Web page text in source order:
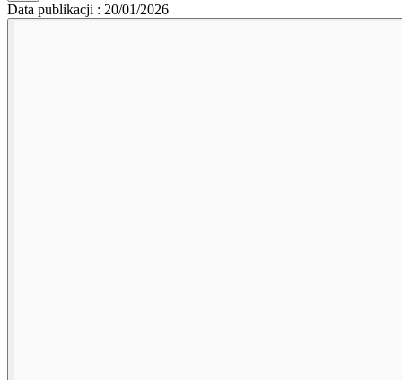
Data publikacji : 20/01/2026